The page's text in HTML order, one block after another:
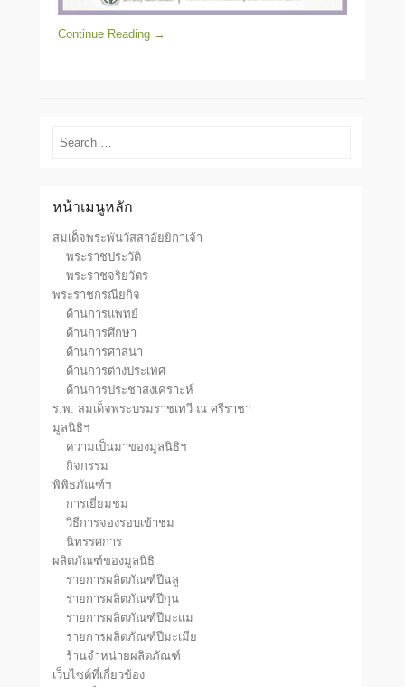
Continue Reading →
Search
หน้าเมนูหลัก
สมเด็จพระพันวัสสาอัยยิกาเจ้า
พระราชประวัติ
พระราชจริยวัตร
พระราชกรณียกิจ
ด้านการแพทย์
ด้านการศึกษา
ด้านการศาสนา
ด้านการต่างประเทศ
ด้านการประชาสงเคราะห์
ร.พ. สมเด็จพระบรมราชเทวี ณ ศรีราชา
มูลนิธิฯ
ความเป็นมาของมูลนิธิฯ
กิจกรรม
พิพิธภัณฑ์ฯ
การเยี่ยมชม
วิธีการจองรอบเข้าชม
นิทรรศการ
ผลิตภัณฑ์ของมูลนิธิ
รายการผลิตภัณฑ์ปีฉลู
รายการผลิตภัณฑ์ปีกุน
รายการผลิตภัณฑ์ปีมะแม
รายการผลิตภัณฑ์ปีมะเมีย
ร้านจำหน่ายผลิตภัณฑ์
เว็บไซต์ที่เกี่ยวข้อง